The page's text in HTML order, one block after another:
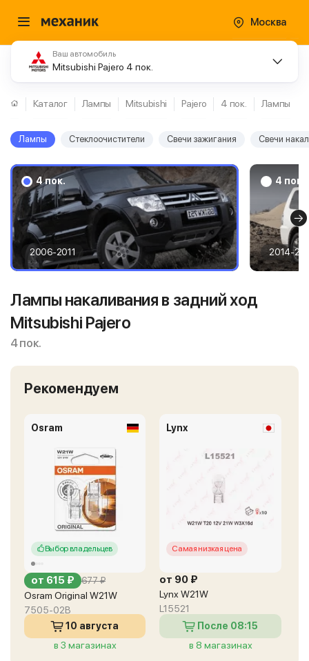
Москва
Ваш автомобиль
Mitsubishi Pajero 4 пок.
Каталог Лампы Mitsubishi Pajero 4 пок. Лампы
Лампы Стеклоочистители Свечи зажигания Свечи
4 пок.
2006-2011
4 пок.
2014-
Лампы накаливания в задний ход
Mitsubishi Pajero
4 пок.
Рекомендуем
Osram
Выбор владельцев
от 615 ₽ 677 ₽
Osram Original W21W
7505-02B
10 августа
в 3 магазинах
Lynx
Самая низкая цена
от 90 ₽
Lynx W21W
L15521
После 08:15
в 8 магазинах